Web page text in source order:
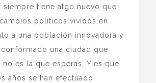
siempre tiene algo nuevo que
políticos vividos en
a una población innovadora y
conformado una ciudad que
no es la que esperas. Y es que
años se han efectuado